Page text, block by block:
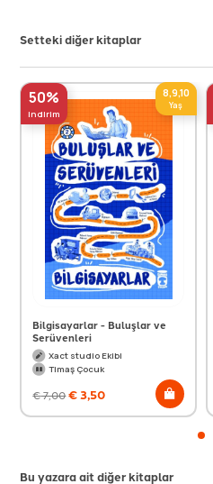
Setteki diğer kitaplar
50%
indirim
8,9,10
Yaş
Bilgisayarlar - Buluşlar ve
Serüvenleri
Xact studio Ekibi
Timaş Çocuk
€7,00€ 3,50
Bu yazara ait diğer kitaplar